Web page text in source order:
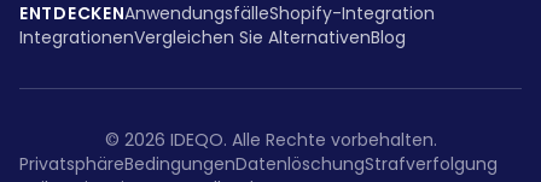
ENTDECKENAnwendungsfälleShopify-Integration
IntegrationenVergleichen Sie AlternativenBlog
© 2026 IDEQO. Alle Rechte vorbehalten.
PrivatsphäreBedingungenDatenlöschungStrafverfolgung